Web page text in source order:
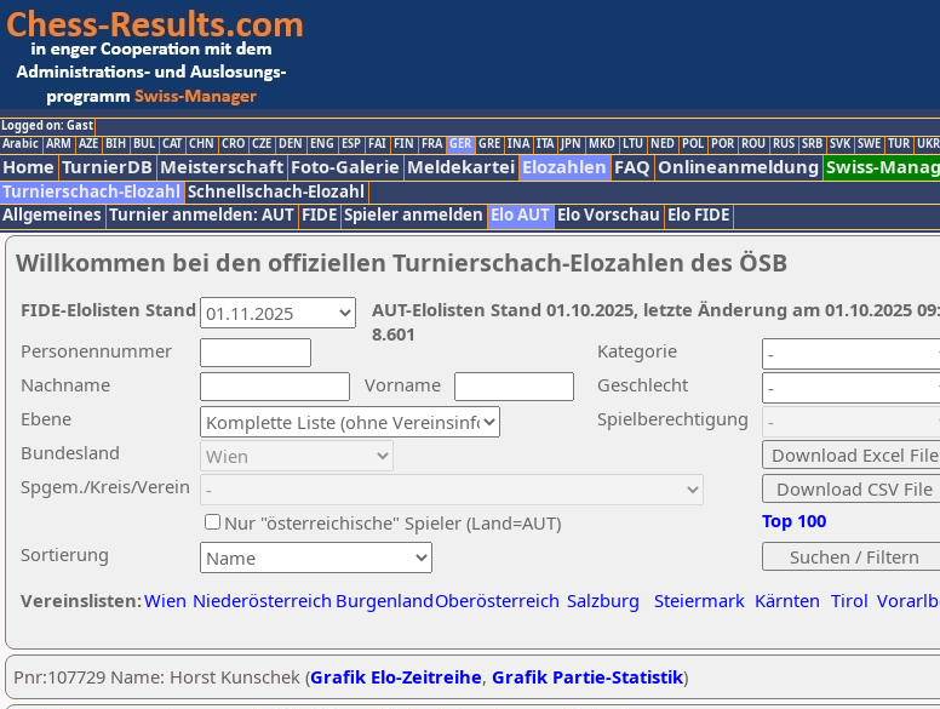
Logged on: Gast
Arabic ARM AZE BIH BUL CAT CHN CRO CZE DEN ENG ESP FAI FIN FRA GER GRE INA ITA JPN MKD LTU NED POL POR ROU RUS SRB SVK SWE TUR UKR
Home TurnierDB Meisterschaft Foto-Galerie Meldekartei Elozahlen FAQ Onlineanmeldung Swiss-
Turnierschach-Elozahl Schnellschach-Elozahl
Allgemeines Turnier anmelden: AUT FIDE Spieler anmelden Elo AUT Elo Vorschau Elo FIDE
Willkommen bei den offiziellen Turnierschach-Elozahlen des ÖSB
Nachname
Vorname
Ebene
Kategorie
Sortierung
Personennummer
Bundesland
Spgem./Kreis/Verein
Geschlecht
Nur "österreichische" Spieler (Land=AUT)
Spielberechtigung
Vereinslisten:Wien Niederösterreich BurgenlandOberösterreich Salzburg Steiermark Kärnten Tirol
Top 100
AUT-Elolisten Stand 01.10.2025, letzte Änderung am 01.10.2025
8.601
FIDE-Elolisten Stand
Pnr:107729 Name: Horst Kunschek (Grafik Elo-Zeitreihe, Grafik Partie-Statistik)